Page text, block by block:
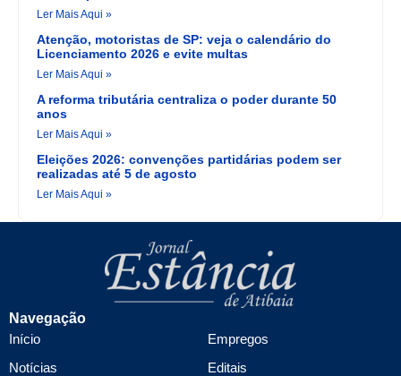
Ler Mais Aqui »
Atenção, motoristas de SP: veja o calendário do
Licenciamento 2026 e evite multas
Ler Mais Aqui »
A reforma tributária centraliza o poder durante 50
anos
Ler Mais Aqui »
Eleições 2026: convenções partidárias podem ser
realizadas até 5 de agosto
Ler Mais Aqui »
Navegação
Início
Notícias
Empregos
Editais